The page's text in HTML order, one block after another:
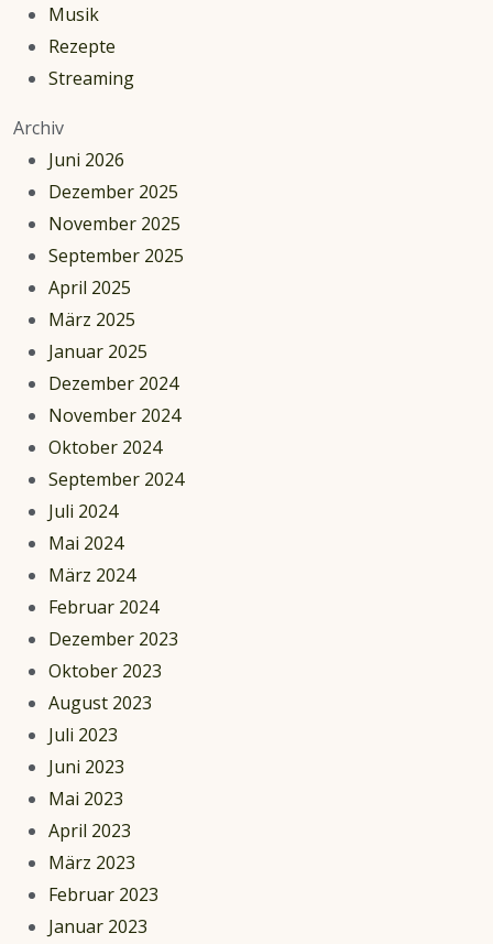
Musik
Rezepte
Streaming
Archiv
Juni 2026
Dezember 2025
November 2025
September 2025
April 2025
März 2025
Januar 2025
Dezember 2024
November 2024
Oktober 2024
September 2024
Juli 2024
Mai 2024
März 2024
Februar 2024
Dezember 2023
Oktober 2023
August 2023
Juli 2023
Juni 2023
Mai 2023
April 2023
März 2023
Februar 2023
Januar 2023